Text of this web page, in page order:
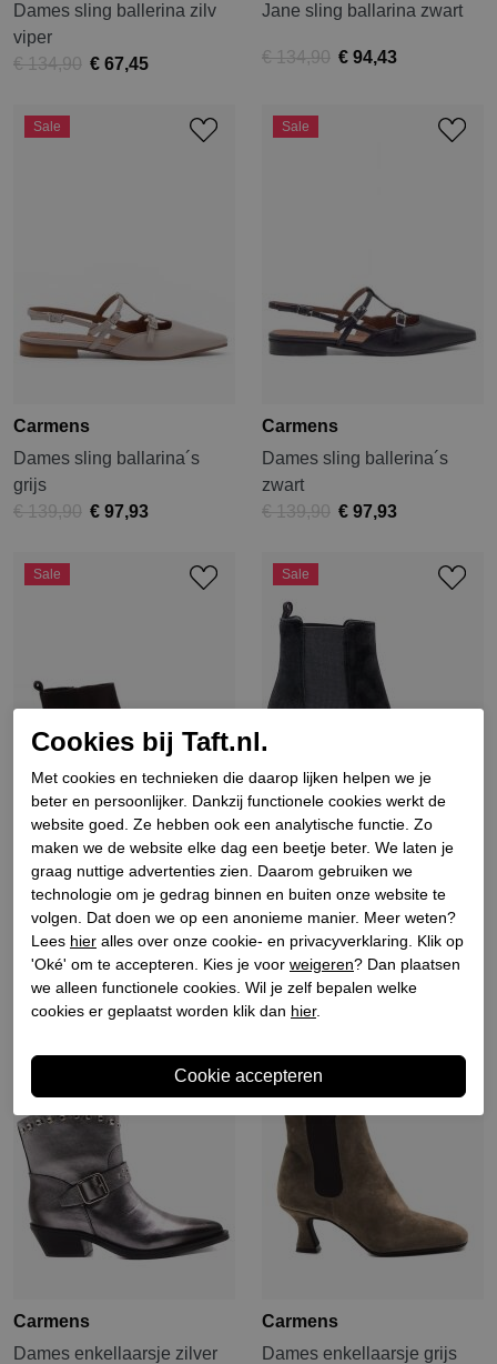
Dames sling ballerina zilv
viper
€ 134,90 € 67,45
Jane sling ballarina zwart
€ 134,90 € 94,43
Sale
Carmens
Dames sling ballarina´s
grijs
€ 139,90 € 97,93
Sale
Carmens
Dames sling ballerina´s
zwart
€ 139,90 € 97,93
Sale
Carmens
Dames enkellaarsjes bruin
€ 189,90 € 151,92
Sale
Carmens
Dames enkellaarsjes zwart
suede
€ 169,90 € 118,93
Carmens
Dames enkellaarsje zilver
Sale
Carmens
Dames enkellaarsje grijs
Cookies bij Taft.nl.
Met cookies en technieken die daarop lijken helpen we je
beter en persoonlijker. Dankzij functionele cookies werkt de
website goed. Ze hebben ook een analytische functie. Zo
maken we de website elke dag een beetje beter. We laten je
graag nuttige advertenties zien. Daarom gebruiken we
technologie om je gedrag binnen en buiten onze website te
volgen. Dat doen we op een anonieme manier. Meer weten?
Lees hier alles over onze cookie- en privacyverklaring. Klik op
'Oké' om te accepteren. Kies je voor weigeren? Dan plaatsen
we alleen functionele cookies. Wil je zelf bepalen welke
cookies er geplaatst worden klik dan hier.